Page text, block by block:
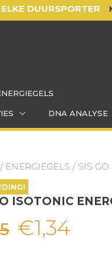
DUURSPORTER
DNA ANALYSE
/ ENERGIEGELS / SIS
ISOTONIC
€1,34